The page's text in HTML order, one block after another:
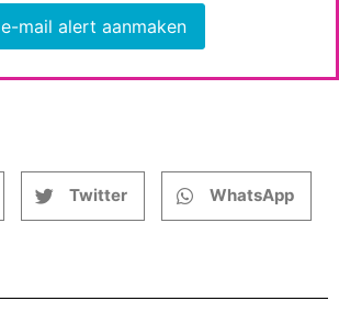
e-mail alert aanmaken
Twitter WhatsApp